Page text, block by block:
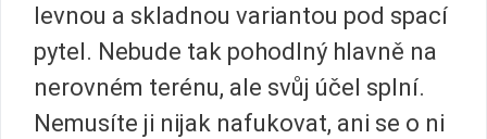
levnou a skladnou variantou pod spací
pytel. Nebude tak pohodlný hlavně na
nerovném terénu, ale svůj účel splní.
Nemusíte ji nijak nafukovat, ani se o ni